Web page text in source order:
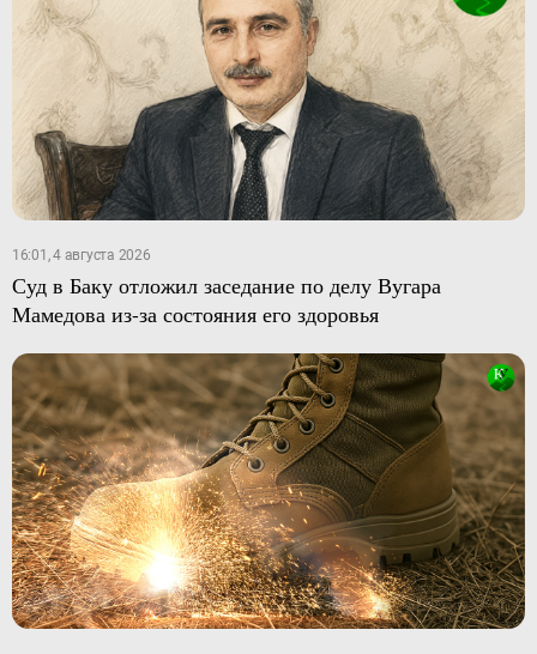
16:01, 4 августа 2026
Суд в Баку отложил заседание по делу Вугара
Мамедова из-за состояния его здоровья